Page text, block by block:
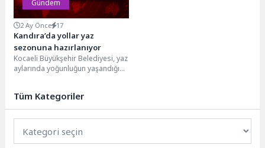
Gündem
2 Ay Önce 17
Kandıra’da yollar yaz
sezonuna hazırlanıyor
Kocaeli Büyükşehir Belediyesi, yaz
aylarında yoğunluğun yaşandığı
yolunda...
Tüm Kategoriler